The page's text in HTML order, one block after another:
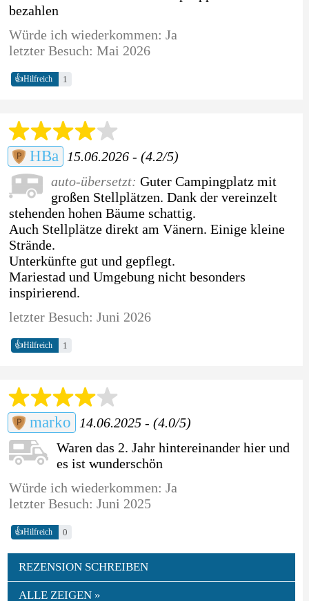
bezahlen
Würde ich wiederkommen: Ja
letzter Besuch: Mai 2026
👍Hilfreich 1
HBa
15.06.2026 - (4.2/5)
auto-übersetzt: Guter Campingplatz mit
großen Stellplätzen. Dank der vereinzelt
stehenden hohen Bäume schattig.
Auch Stellplätze direkt am Vänern. Einige kleine
Strände.
Unterkünfte gut und gepflegt.
Mariestad und Umgebung nicht besonders
inspirierend.
letzter Besuch: Juni 2026
👍Hilfreich 1
marko
14.06.2025 - (4.0/5)
Waren das 2. Jahr hintereinander hier und
es ist wunderschön
Würde ich wiederkommen: Ja
letzter Besuch: Juni 2025
👍Hilfreich 0
REZENSION SCHREIBEN
ALLE ZEIGEN »